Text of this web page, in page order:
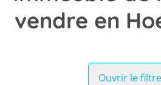
vendre en
Ouvrir le filtre